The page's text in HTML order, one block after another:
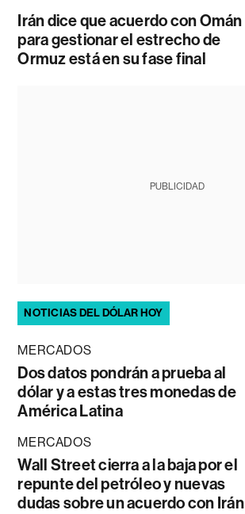
Irán dice que acuerdo con Omán
para gestionar el estrecho de
Ormuz está en su fase final
PUBLICIDAD
NOTICIAS DEL DÓLAR HOY
MERCADOS
Dos datos pondrán a prueba al
dólar y a estas tres monedas de
América Latina
MERCADOS
Wall Street cierra a la baja por el
repunte del petróleo y nuevas
dudas sobre un acuerdo con Irán